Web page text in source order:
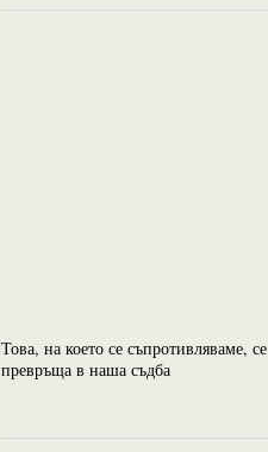
Това, на което се съпротивляваме, се
превръща в наша съдба